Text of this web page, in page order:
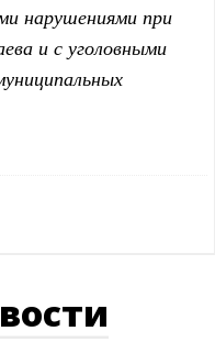
нарушениями при
и с уголовными